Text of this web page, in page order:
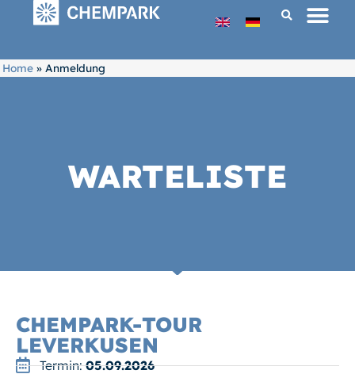
Home » Anmeldung
WARTELISTE
CHEMPARK-TOUR
LEVERKUSEN
Termin:05.09.2026